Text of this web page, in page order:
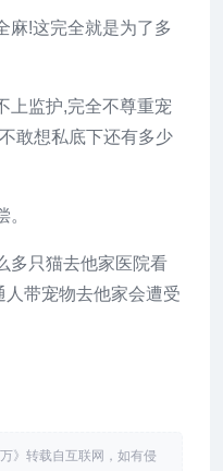
麻!这完全就是为了多
上监护,完全不尊重宠
敢想私底下还有多少
多只猫去他家医院看
带宠物去他家会遭受
》转载自互联网，如有侵